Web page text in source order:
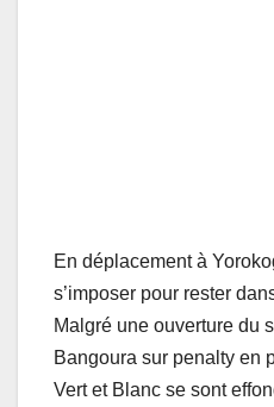
En déplacement à
s’imposer pour rester
Malgré une ouverture du
Bangoura sur penalty en
Vert et Blanc se sont